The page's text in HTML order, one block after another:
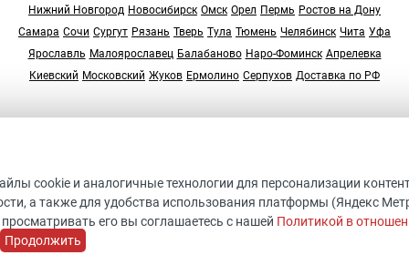
Нижний Новгород Новосибирск Омск Орел Пермь Ростов на Дону
Самара Сочи Сургут Рязань Тверь Тула Тюмень Челябинск Чита Уфа
Ярославль Малоярославец Балабаново Наро-Фоминск Апрелевка
Киевский Московский Жуков Ермолино Серпухов Доставка по РФ
ДАННЫЙ ИНТЕРНЕТ-САЙТ НОСИТ ИСКЛЮЧИТЕЛЬНО
ИНФОРМАЦИОННЫХ ХАРАКТЕР И НЕ ЯВЛЯЕТСЯ ПУБЛИЧНО
ОФЕРТОЙ, ОПРЕДЕЛЯЕМОЙ ПОЛОЖЕНИЯМИ СТАТЬИ 437
cookie и аналогичные технологии для персонализации
а также для удобства использования платформы (Яндекс
его вы соглашаетесь с нашей Политикой в
Продолжить